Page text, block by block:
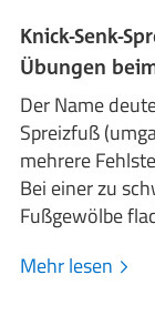
Knick-Senk-
Übungen
Der Name
Spreizfuß
mehrere
Bei einer zu
Fußgewölbe
Mehr lesen